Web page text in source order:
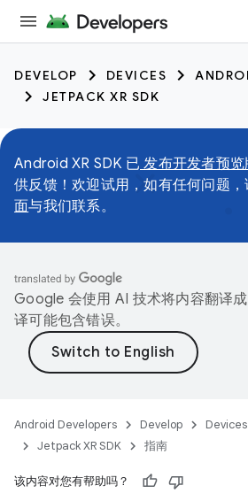
DEVELOP DEVICES
JETPACK XR SDK
Android XR SDK 已 发布开发者预览
供反馈！欢迎试用，如有任何问题
面与我们联系。
Google 会使用 AI 技术将内容翻译
译可能包含错误。
Android Developers Develop Devices
Jetpack XR SDK
指南
该内容对您有帮助吗？